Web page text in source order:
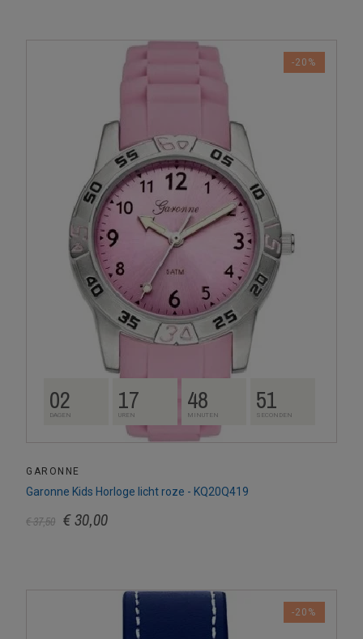
02
DAGEN 17
UREN 48
MINUTEN 50
SECONDEN
GARONNE
Garonne Kids Horloge licht roze - KQ20Q419
€ 37,50 € 30,00
-20%
-20%